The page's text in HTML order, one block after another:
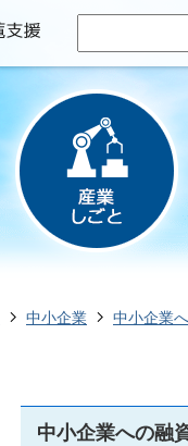
中小企業
中小企業
中小企業への融